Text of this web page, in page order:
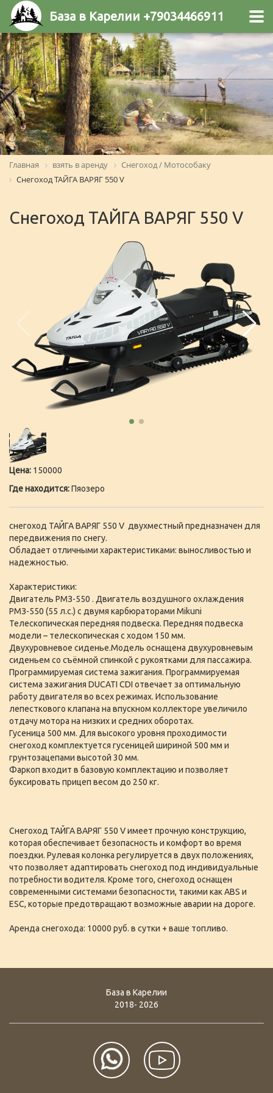
База в Карелии +79034466911
Главная взять в аренду
Снегоход / Мотособаку
Снегоход ТАЙГА ВАРЯГ 550 V
Снегоход ТАЙГА ВАРЯГ 550 V
Цена: 150000
Где находится:Пяозеро
снегоход ТАЙГА ВАРЯГ 550 V двухместный предназначен для
передвижения по снегу.
Обладает отличными характеристиками: выносливостью и
надежностью.
Характеристики:
Двигатель РМЗ-550 . Двигатель воздушного охлаждения
РМЗ-550 (55 л.с.) с двумя карбюраторами Mikuni
Телескопическая передняя подвеска. Передняя подвеска
модели – телескопическая с ходом 150 мм.
Двухуровневое сиденье.Модель оснащена двухуровневым
сиденьем со съёмной спинкой с рукоятками для пассажира.
Программируемая система зажигания. Программируемая
система зажигания DUCATI CDI отвечает за оптимальную
работу двигателя во всех режимах. Использование
лепесткового клапана на впускном коллекторе увеличило
отдачу мотора на низких и средних оборотах.
Гусеница 500 мм. Для высокого уровня проходимости
снегоход комплектуется гусеницей шириной 500 мм и
грунтозацепами высотой 30 мм.
Фаркоп входит в базовую комплектацию и позволяет
буксировать прицеп весом до 250 кг.
Снегоход ТАЙГА ВАРЯГ 550 V имеет прочную конструкцию,
которая обеспечивает безопасность и комфорт во время
поездки. Рулевая колонка регулируется в двух положениях,
что позволяет адаптировать снегоход под индивидуальные
потребности водителя. Кроме того, снегоход оснащен
современными системами безопасности, такими как ABS и
ESC, которые предотвращают возможные аварии на дороге.
Аренда снегохода: 10000 руб. в сутки + ваше топливо.
База в Карелии
2018- 2026